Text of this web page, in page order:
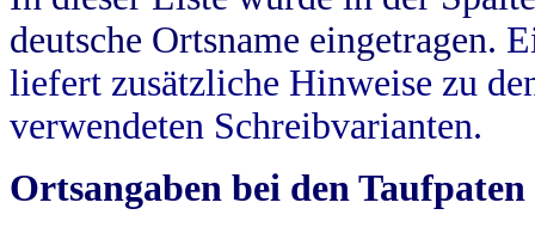
deutsche Ortsname eingetragen.
liefert zusätzliche Hinweise zu
verwendeten Schreibvarianten.
Ortsangaben bei den Taufpaten